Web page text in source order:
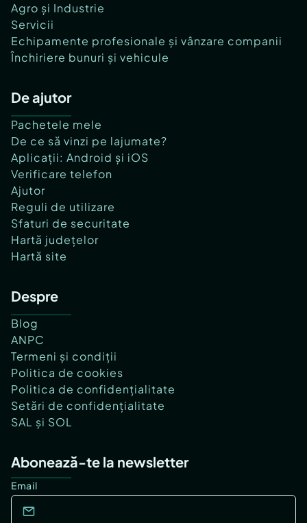
Agro și Industrie
Servicii
Echipamente profesionale și vânzare companii
Închiriere bunuri și vehicule
De ajutor
Pachetele mele
De ce să vinzi pe lajumate?
Aplicații: Android și iOS
Verificare telefon
Ajutor
Reguli de utilizare
Sfaturi de securitate
Hartă județelor
Hartă site
Despre
Blog
ANPC
Termeni și condiții
Politica de cookies
Politica de confidențialitate
Setări de confidențialitate
SAL și SOL
Abonează-te la newsletter
Email